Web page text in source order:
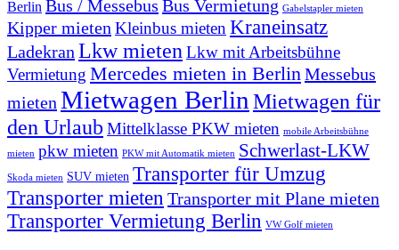
Berlin Bus / Messebus Bus Vermietung Gabelstapler mieten
Kipper mietenKleinbus mietenKraneinsatz
LadekranLkw mietenLkw mit Arbeitsbühne
Vermietung Mercedes mieten in BerlinMessebus
mietenMietwagen BerlinMietwagen für
den Urlaub Mittelklasse PKW mieten mobile Arbeitsbühne
mieten pkw mieten PKW mit Automatik mieten Schwerlast-LKW
Skoda mieten SUV mieten Transporter für Umzug
Transporter mieten Transporter mit Plane mieten
Transporter Vermietung Berlin VW Golf mieten